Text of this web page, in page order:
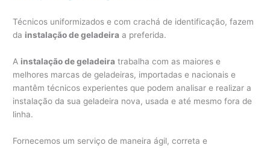
Técnicos uniformizados e com crachá de identificação, fazem
da instalação de geladeira a preferida.
A instalação de geladeira trabalha com as maiores e
melhores marcas de geladeiras, importadas e nacionais e
mantêm técnicos experientes que podem analisar e realizar a
instalação da sua geladeira nova, usada e até mesmo fora de
linha.
Fornecemos um serviço de maneira ágil, correta e